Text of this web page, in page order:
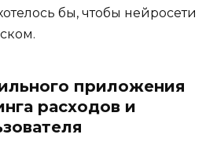
бы, чтобы нейросети
приложения
расходов и